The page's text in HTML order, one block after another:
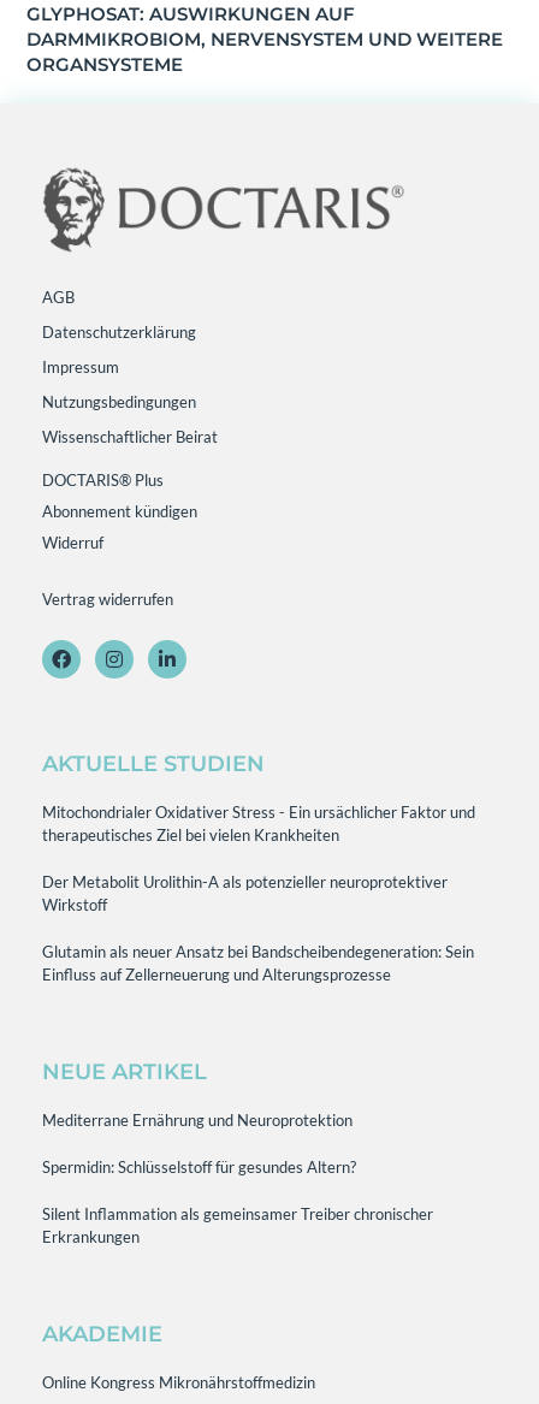
GLYPHOSAT: AUSWIRKUNGEN AUF
DARMMIKROBIOM, NERVENSYSTEM UND WEITERE
ORGANSYSTEME
AGB
Datenschutzerklärung
Impressum
Nutzungsbedingungen
Wissenschaftlicher Beirat
DOCTARIS® Plus
Abonnement kündigen
Widerruf
Vertrag widerrufen
AKTUELLE STUDIEN
Mitochondrialer Oxidativer Stress - Ein ursächlicher Faktor und
therapeutisches Ziel bei vielen Krankheiten
Der Metabolit Urolithin-A als potenzieller neuroprotektiver
Wirkstoff
Glutamin als neuer Ansatz bei Bandscheibendegeneration: Sein
Einfluss auf Zellerneuerung und Alterungsprozesse
NEUE ARTIKEL
Mediterrane Ernährung und Neuroprotektion
Spermidin: Schlüsselstoff für gesundes Altern?
Silent Inflammation als gemeinsamer Treiber chronischer
Erkrankungen
AKADEMIE
Online Kongress Mikronährstoffmedizin